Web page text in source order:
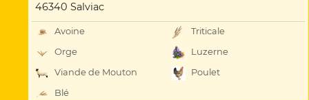
46340 Salviac
Avoine
Triticale
Orge
Luzerne
Viande de Mouton
Poulet
Blé